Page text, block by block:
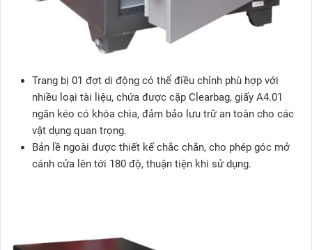
Trang bị 01 đợt di động có thể điều chỉnh phù hợp với
nhiều loại tài liệu, chứa được cặp Clearbag, giấy A4.01
ngăn kéo có khóa chìa, đảm bảo lưu trữ an toàn cho các
vật dụng quan trọng.
Bản lề ngoài được thiết kế chắc chắn, cho phép góc mở
cánh cửa lên tới 180 độ, thuận tiện khi sử dụng.